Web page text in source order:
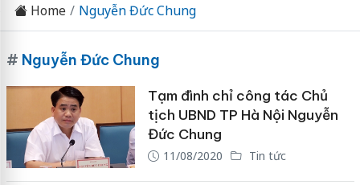
Home Nguyễn Đức Chung
# Nguyễn Đức Chung
Tạm đình chỉ công tác Chủ
tịch UBND TP Hà Nội Nguyễn
Đức Chung
11/08/2020 Tin tức